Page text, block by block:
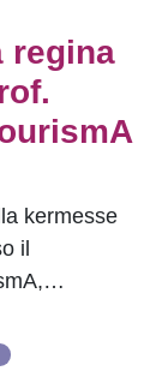
regina
kermesse
il